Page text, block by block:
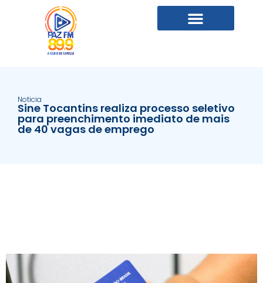
Noticia
Sine Tocantins realiza processo seletivo
para preenchimento imediato de mais
de 40 vagas de emprego